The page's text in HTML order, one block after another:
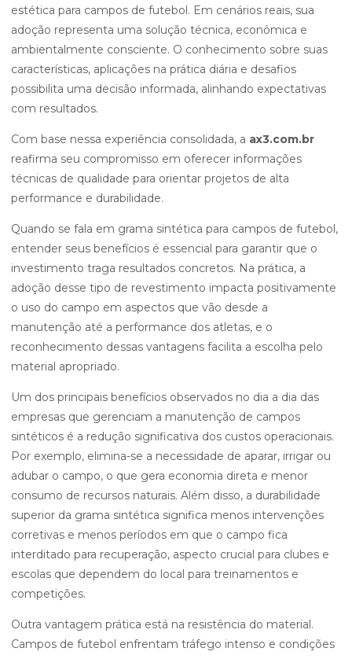
estética para campos de futebol. Em cenários reais, sua
adoção representa uma solução técnica, econômica e
ambientalmente consciente. O conhecimento sobre suas
características, aplicações na prática diária e desafios
possibilita uma decisão informada, alinhando expectativas
com resultados.
Com base nessa experiência consolidada, a ax3.com.br
reafirma seu compromisso em oferecer informações
técnicas de qualidade para orientar projetos de alta
performance e durabilidade.
Quando se fala em grama sintética para campos de futebol,
entender seus benefícios é essencial para garantir que o
investimento traga resultados concretos. Na prática, a
adoção desse tipo de revestimento impacta positivamente
o uso do campo em aspectos que vão desde a
manutenção até a performance dos atletas, e o
reconhecimento dessas vantagens facilita a escolha pelo
material apropriado.
Um dos principais benefícios observados no dia a dia das
empresas que gerenciam a manutenção de campos
sintéticos é a redução significativa dos custos operacionais.
Por exemplo, elimina-se a necessidade de aparar, irrigar ou
adubar o campo, o que gera economia direta e menor
consumo de recursos naturais. Além disso, a durabilidade
superior da grama sintética significa menos intervenções
corretivas e menos períodos em que o campo fica
interditado para recuperação, aspecto crucial para clubes e
escolas que dependem do local para treinamentos e
competições.
Outra vantagem prática está na resistência do material.
Campos de futebol enfrentam tráfego intenso e condições